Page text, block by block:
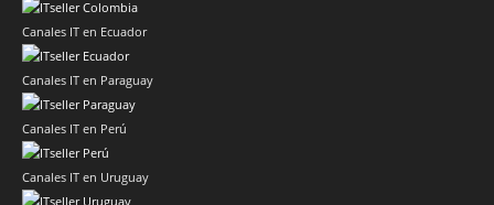
Canales IT en Ecuador
Canales IT en Paraguay
Canales IT en Perú
Canales IT en Uruguay